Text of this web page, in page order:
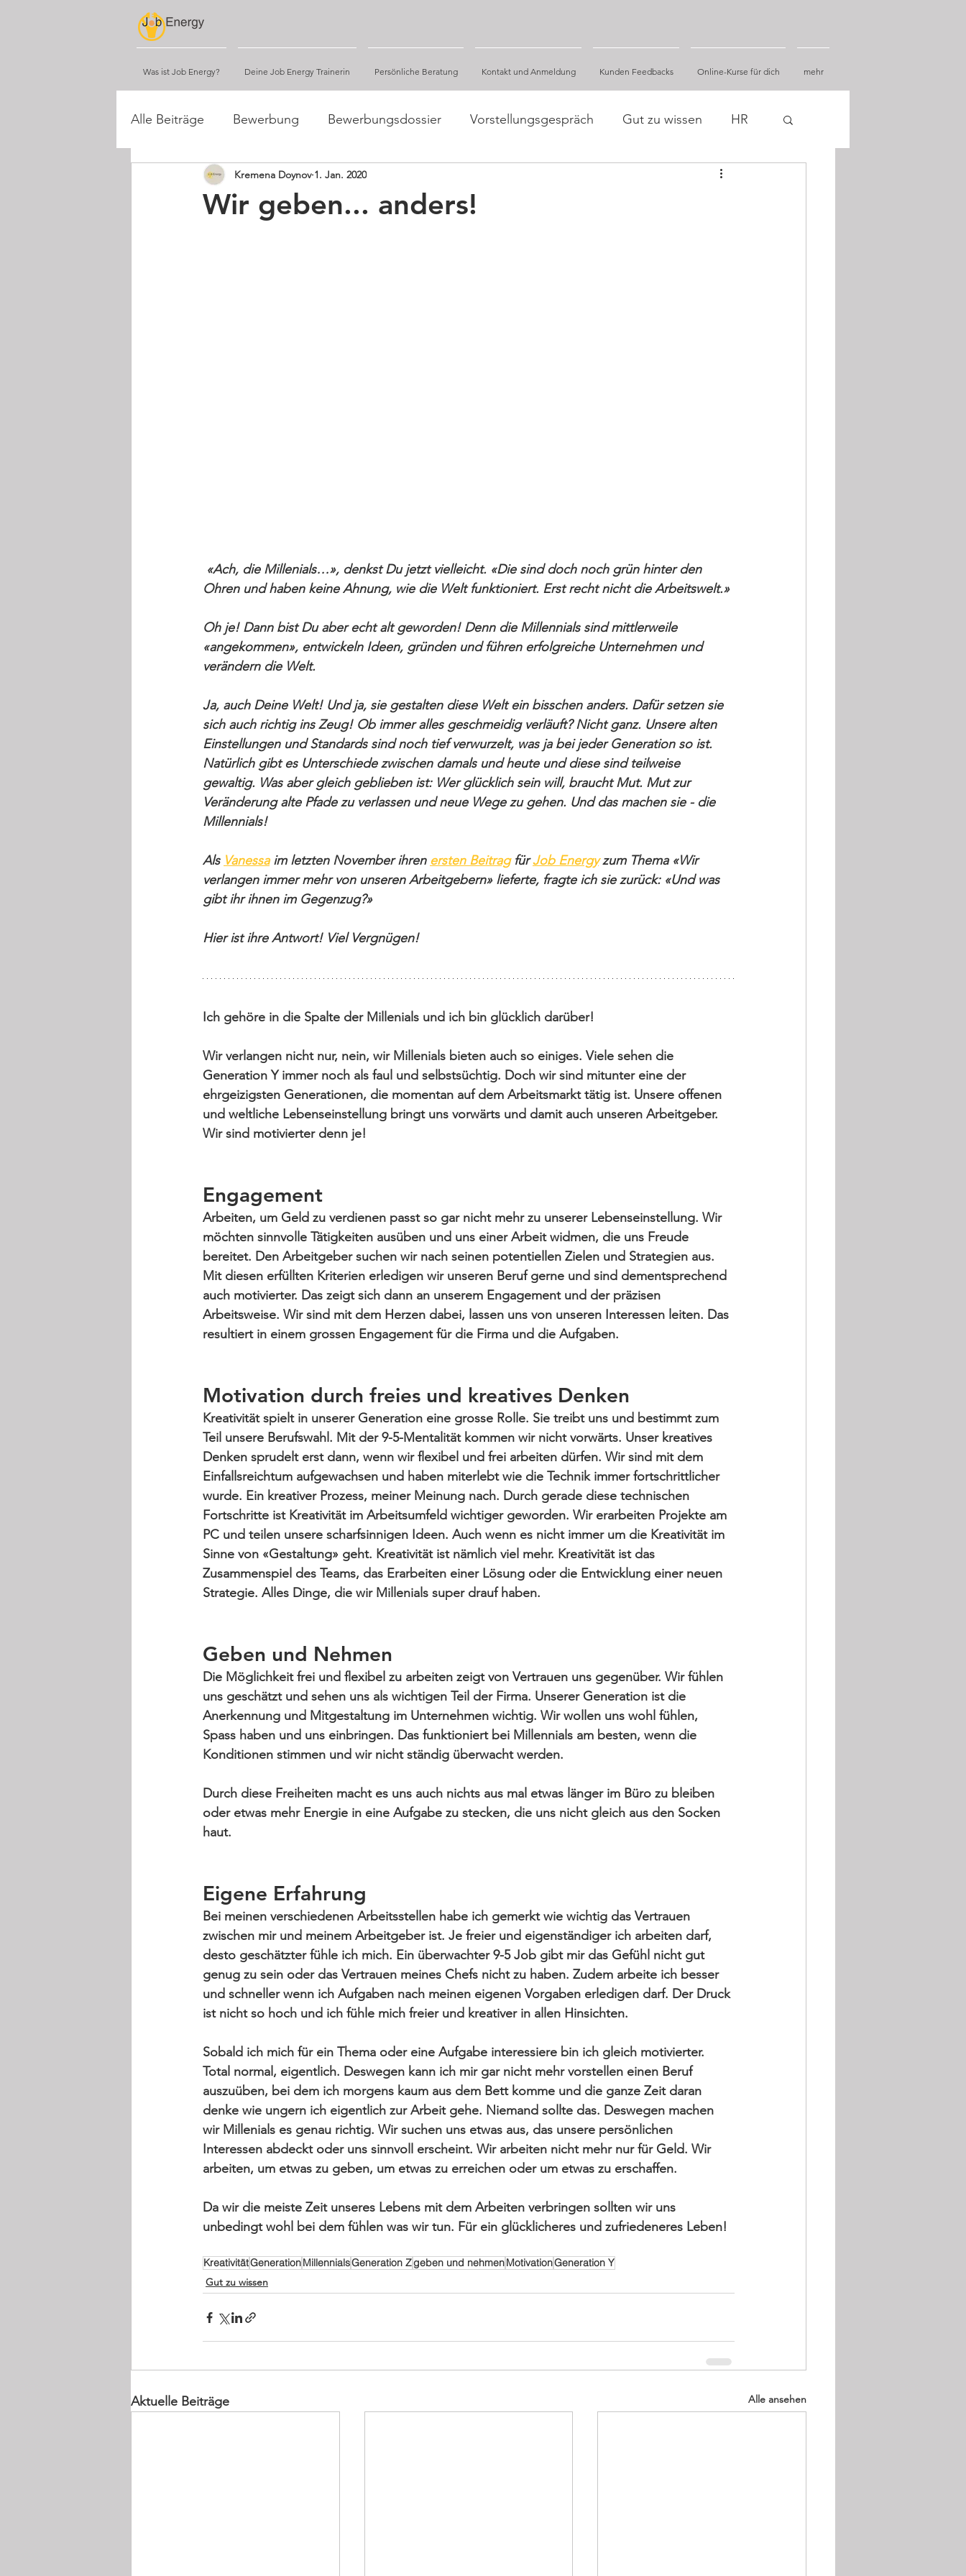
Was ist Job Energy? Deine Job Energy Trainerin Persönliche Beratung Kontakt und Anmeldung Kunden Feedbacks Online-Kurse für dich mehr
Alle Beiträge Bewerbung Bewerbungsdossier Vorstellungsgespräch Gut zu wissen HR
Networking Fakten und Zahlen, Studien
Wir geben... anders!
Kremena Doynov 1. Jan. 2020
«Ach, die Millenials…», denkst Du jetzt vielleicht. «Die sind doch noch grün hinter den
Ohren und haben keine Ahnung, wie die Welt funktioniert. Erst recht nicht die Arbeitswelt.»
Oh je! Dann bist Du aber echt alt geworden! Denn die Millennials sind mittlerweile
«angekommen», entwickeln Ideen, gründen und führen erfolgreiche Unternehmen und
verändern die Welt.
Ja, auch Deine Welt! Und ja, sie gestalten diese Welt ein bisschen anders. Dafür setzen sie
sich auch richtig ins Zeug! Ob immer alles geschmeidig verläuft? Nicht ganz. Unsere alten
Einstellungen und Standards sind noch tief verwurzelt, was ja bei jeder Generation so ist.
Natürlich gibt es Unterschiede zwischen damals und heute und diese sind teilweise
gewaltig. Was aber gleich geblieben ist: Wer glücklich sein will, braucht Mut. Mut zur
Veränderung alte Pfade zu verlassen und neue Wege zu gehen. Und das machen sie - die
Millennials!
Als Vanessa im letzten November ihren ersten Beitrag für Job Energy zum Thema «Wir
verlangen immer mehr von unseren Arbeitgebern» lieferte, fragte ich sie zurück: «Und was
gibt ihr ihnen im Gegenzug?»
Hier ist ihre Antwort! Viel Vergnügen!
Ich gehöre in die Spalte der Millenials und ich bin glücklich darüber!
Wir verlangen nicht nur, nein, wir Millenials bieten auch so einiges. Viele sehen die
Generation Y immer noch als faul und selbstsüchtig. Doch wir sind mitunter eine der
ehrgeizigsten Generationen, die momentan auf dem Arbeitsmarkt tätig ist. Unsere offenen
und weltliche Lebenseinstellung bringt uns vorwärts und damit auch unseren Arbeitgeber.
Wir sind motivierter denn je!
Engagement
Arbeiten, um Geld zu verdienen passt so gar nicht mehr zu unserer Lebenseinstellung. Wir
möchten sinnvolle Tätigkeiten ausüben und uns einer Arbeit widmen, die uns Freude
bereitet. Den Arbeitgeber suchen wir nach seinen potentiellen Zielen und Strategien aus.
Mit diesen erfüllten Kriterien erledigen wir unseren Beruf gerne und sind dementsprechend
auch motivierter. Das zeigt sich dann an unserem Engagement und der präzisen
Arbeitsweise. Wir sind mit dem Herzen dabei, lassen uns von unseren Interessen leiten. Das
resultiert in einem grossen Engagement für die Firma und die Aufgaben.
Motivation durch freies und kreatives Denken
Kreativität spielt in unserer Generation eine grosse Rolle. Sie treibt uns und bestimmt zum
Teil unsere Berufswahl. Mit der 9-5-Mentalität kommen wir nicht vorwärts. Unser kreatives
Denken sprudelt erst dann, wenn wir flexibel und frei arbeiten dürfen. Wir sind mit dem
Einfallsreichtum aufgewachsen und haben miterlebt wie die Technik immer fortschrittlicher
wurde. Ein kreativer Prozess, meiner Meinung nach. Durch gerade diese technischen
Fortschritte ist Kreativität im Arbeitsumfeld wichtiger geworden. Wir erarbeiten Projekte am
PC und teilen unsere scharfsinnigen Ideen. Auch wenn es nicht immer um die Kreativität im
Sinne von «Gestaltung» geht. Kreativität ist nämlich viel mehr. Kreativität ist das
Zusammenspiel des Teams, das Erarbeiten einer Lösung oder die Entwicklung einer neuen
Strategie. Alles Dinge, die wir Millenials super drauf haben.
Geben und Nehmen
Die Möglichkeit frei und flexibel zu arbeiten zeigt von Vertrauen uns gegenüber. Wir fühlen
uns geschätzt und sehen uns als wichtigen Teil der Firma. Unserer Generation ist die
Anerkennung und Mitgestaltung im Unternehmen wichtig. Wir wollen uns wohl fühlen,
Spass haben und uns einbringen. Das funktioniert bei Millennials am besten, wenn die
Konditionen stimmen und wir nicht ständig überwacht werden.
Durch diese Freiheiten macht es uns auch nichts aus mal etwas länger im Büro zu bleiben
oder etwas mehr Energie in eine Aufgabe zu stecken, die uns nicht gleich aus den Socken
haut.
Eigene Erfahrung
Bei meinen verschiedenen Arbeitsstellen habe ich gemerkt wie wichtig das Vertrauen
zwischen mir und meinem Arbeitgeber ist. Je freier und eigenständiger ich arbeiten darf,
desto geschätzter fühle ich mich. Ein überwachter 9-5 Job gibt mir das Gefühl nicht gut
genug zu sein oder das Vertrauen meines Chefs nicht zu haben. Zudem arbeite ich besser
und schneller wenn ich Aufgaben nach meinen eigenen Vorgaben erledigen darf. Der Druck
ist nicht so hoch und ich fühle mich freier und kreativer in allen Hinsichten.
Sobald ich mich für ein Thema oder eine Aufgabe interessiere bin ich gleich motivierter.
Total normal, eigentlich. Deswegen kann ich mir gar nicht mehr vorstellen einen Beruf
auszuüben, bei dem ich morgens kaum aus dem Bett komme und die ganze Zeit daran
denke wie ungern ich eigentlich zur Arbeit gehe. Niemand sollte das. Deswegen machen
wir Millenials es genau richtig. Wir suchen uns etwas aus, das unsere persönlichen
Interessen abdeckt oder uns sinnvoll erscheint. Wir arbeiten nicht mehr nur für Geld. Wir
arbeiten, um etwas zu geben, um etwas zu erreichen oder um etwas zu erschaffen.
Da wir die meiste Zeit unseres Lebens mit dem Arbeiten verbringen sollten wir uns
unbedingt wohl bei dem fühlen was wir tun. Für ein glücklicheres und zufriedeneres Leben!
KreativitätGenerationMillennialsGeneration Zgeben und nehmenMotivationGeneration Y
Gut zu wissen
Aktuelle Beiträge Alle ansehen